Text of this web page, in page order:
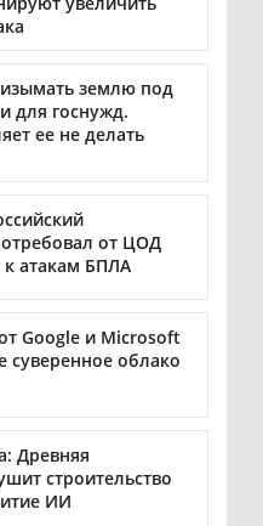
изымать землю под
для госнужд.
ее не делать
от ЦОД
к атакам БПЛА
Google и Microsoft
суверенное облако
Древняя
строительство
ИИ